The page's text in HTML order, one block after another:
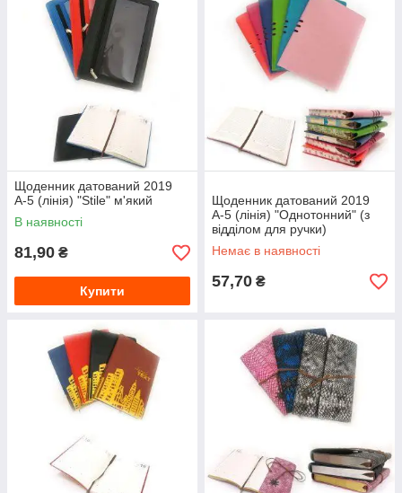
Щоденник датований 2019
А-5 (лінія) "Stile" м'який
В наявності
81,90 ₴
Купити
Щоденник датований 2019
А-5 (лінія) "Однотонний" (з
відділом для ручки)
Немає в наявності
57,70 ₴